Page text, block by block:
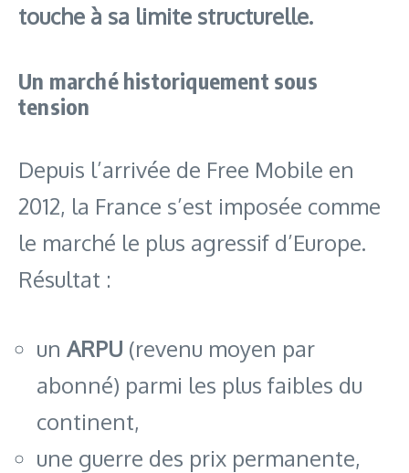
touche à sa limite structurelle.
Un marché historiquement sous
tension
Depuis l’arrivée de Free Mobile en
2012, la France s’est imposée comme
le marché le plus agressif d’Europe.
Résultat :
un ARPU (revenu moyen par
abonné) parmi les plus faibles du
continent,
une guerre des prix permanente,